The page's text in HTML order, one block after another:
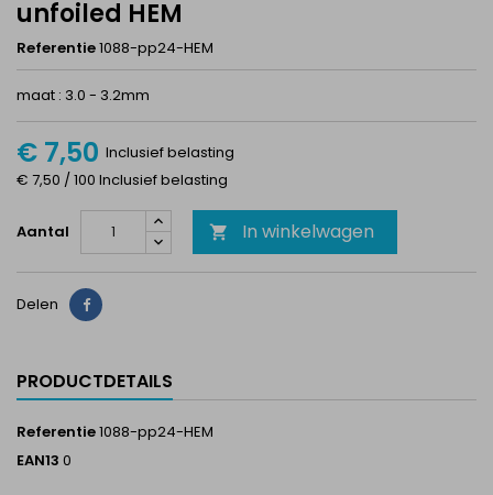
unfoiled HEM
Referentie1088-pp24-HEM
maat : 3.0 - 3.2mm
€ 7,50 Inclusief belasting
€ 7,50 / 100 Inclusief belasting
Aantal  In winkelwagen
Delen Delen
PRODUCTDETAILS
Referentie1088-pp24-HEM
EAN13 0